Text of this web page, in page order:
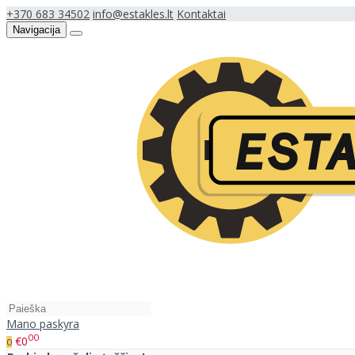
+370 683 34502 info@estakles.lt Kontaktai
Navigacija
Mano paskyra
0 €000